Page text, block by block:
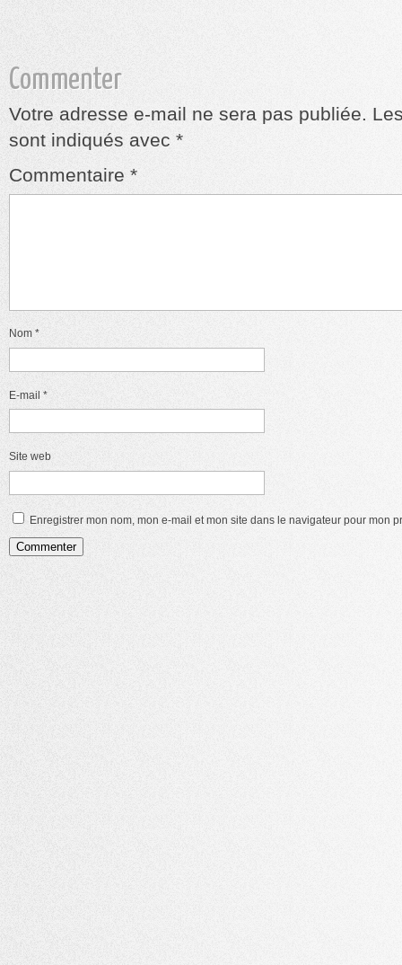
Commenter
Votre adresse e-mail ne sera pas publiée.
sont indiqués avec *
Commentaire *
Nom *
E-mail *
Site web
Enregistrer mon nom, mon e-mail et mon site dans le navigateur pour mon